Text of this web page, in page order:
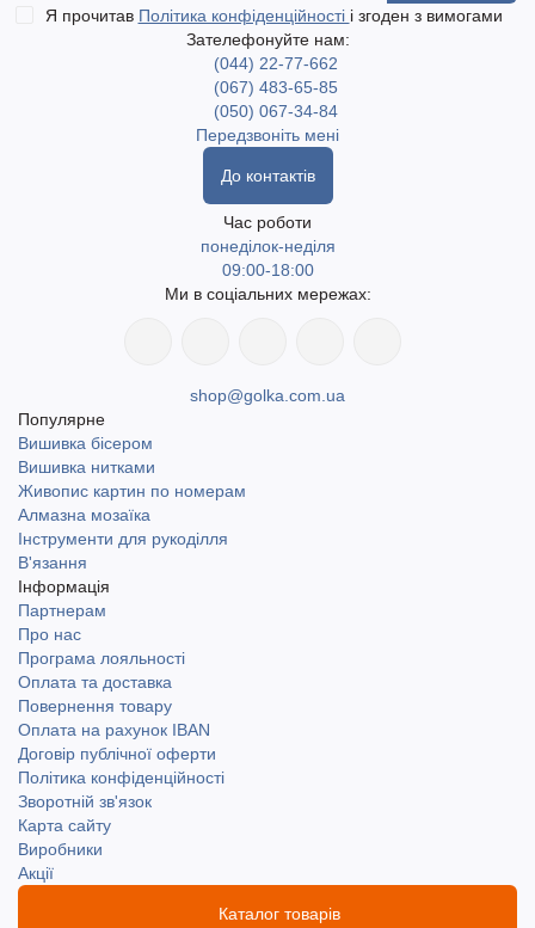
Я прочитав Політика конфіденційності і згоден з вимогами
Зателефонуйте нам:
(044) 22-77-662
(067) 483-65-85
(050) 067-34-84
Передзвоніть мені
До контактів
Час роботи
понеділок-неділя
09:00-18:00
Ми в соціальних мережах:
shop@golka.com.ua
Популярне
Вишивка бісером
Вишивка нитками
Живопис картин по номерам
Алмазна мозаїка
Інструменти для рукоділля
В'язання
Інформація
Партнерам
Про нас
Програма лояльності
Оплата та доставка
Повернення товару
Оплата на рахунок IBAN
Договір публічної оферти
Політика конфіденційності
Зворотній зв'язок
Карта сайту
Виробники
Акції
Каталог товарів